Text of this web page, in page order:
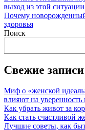
по
записям
выход из этой
Почему новорожденный
здоровья
Поиск
Свежие записи
Миф о «женской
влияют на уверенность
Как убрать живот за
Как стать счастливой
Лучшие советы, как